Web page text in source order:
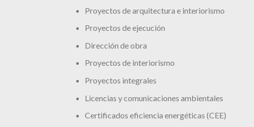
Proyectos de arquitectura e interiorismo
Proyectos de ejecución
Dirección de obra
Proyectos de interiorismo
Proyectos integrales
Licencias y comunicaciones ambientales
Certificados eficiencia energéticas (CEE)